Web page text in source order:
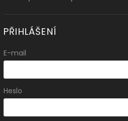
PŘIHLÁŠENÍ
E-mail
Heslo